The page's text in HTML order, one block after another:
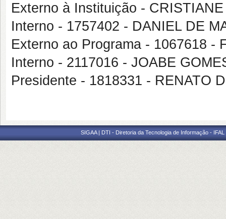
Externo à Instituição -
Interno - 1757402 - DANIEL DE
Externo ao Programa - 1067618 -
Interno - 2117016 - JOABE
Presidente - 1818331 - RENATO
SIGAA | DTI - Diretoria da Tecnologia de Informação -